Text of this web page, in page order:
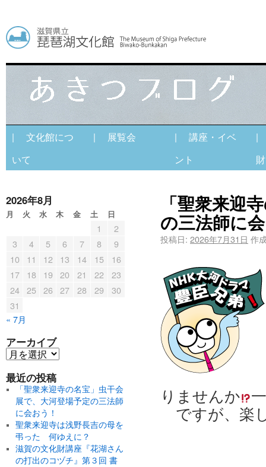
| 文化館につ
いて
| 展覧会
| 講座・イベ
ント
|
財
「聖衆来迎
の三法師に
投稿日: 2026年7月31日 作
りませんか
ですが、楽
2026年8月
月 火 水 木 金 土 日
« 7月
1
2
3
4 5 6 7 8
9
10
11 12 13 14 15
16
17
18 19 20 21 22
23
24
25 26 27 28 29
30
31
アーカイブ
最近の投稿
「聖衆来迎寺の名宝」虫干会
展で、大河登場予定の三法師
に会おう！
聖衆来迎寺は浅野長吉の母を
弔った 何ゆえに？
滋賀の文化財講座『花湖さん
の打出のコヅチ』第３回 書